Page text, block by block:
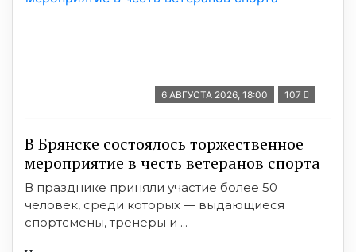
6 АВГУСТА 2026, 18:00 107
В Брянске состоялось торжественное
мероприятие в честь ветеранов спорта
В празднике приняли участие более 50
человек, среди которых — выдающиеся
спортсмены, тренеры и ...